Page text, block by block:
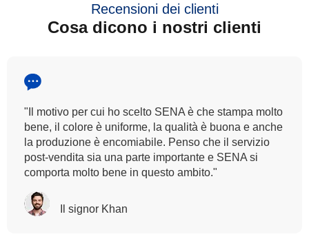
Recensioni dei clienti
Cosa dicono i nostri clienti
"Tutti i nostri clienti hanno garantito la solidità del
colore che forniamo. Quindi, volevamo la stessa
qualità di trasferimento anche per la stampa digitale
in modo che potesse integrare la nostra tecnica di
stampa a blocchi manuali ed è qualcosa che SENA